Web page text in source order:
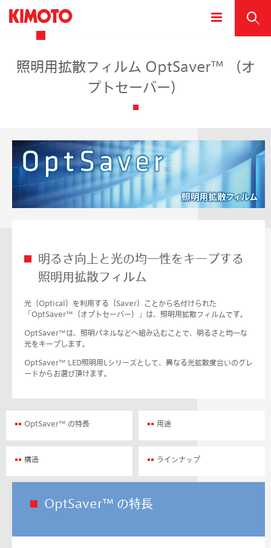
照明用拡散フィルム OptSaver™ （オ
プトセーバー）
明るさ向上と光の均一性をキープする
照明用拡散フィルム
光（Optical）を利用する（Saver）ことから名付けられた
「OptSaver™（オプトセーバー）」は、照明用拡散フィルムです。
OptSaver™は、照明パネルなどへ組み込むことで、明るさと均一な
光をキープします。
OptSaver™ LED照明用Lシリーズとして、異なる光拡散度合いのグレ
ードからお選び頂けます。
OptSaver™ の特長 用途
構造 ラインナップ
OptSaver™ の特長